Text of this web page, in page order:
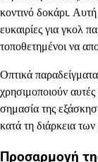
κοντινό δοκάρι.
ευκαιρίες για γκολ
τοποθετημένοι να
Οπτικά
χρησιμοποιούν αυτές
σημασία της
κατά τη διάρκεια
Προσαρμογή